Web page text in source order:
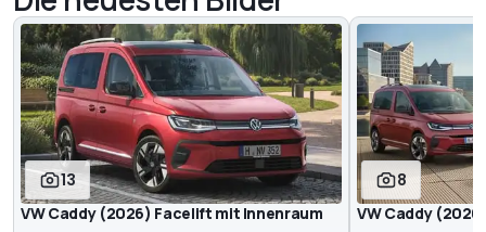
13
VW Caddy (2026) Facelift mit Innenraum
8
VW Caddy